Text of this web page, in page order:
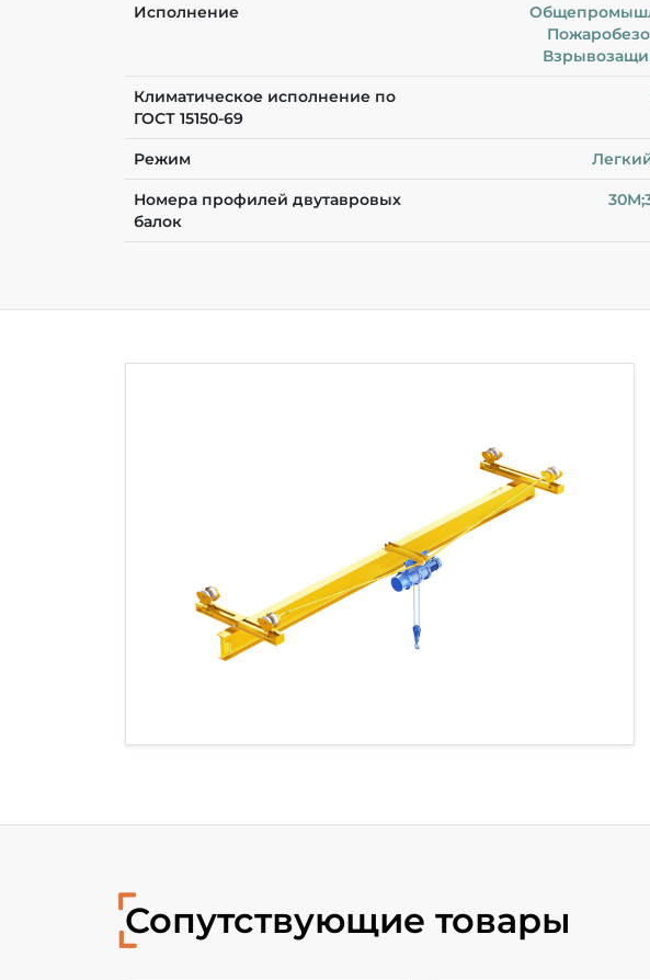
Исполнение
Климатическое исполнение по
ГОСТ 15150-69
Режим
Номера профилей двутавровых
балок
Сопутствующие товары